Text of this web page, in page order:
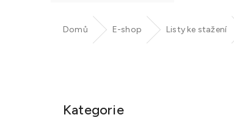
Domů E-shop Listy ke stažení
Kategorie